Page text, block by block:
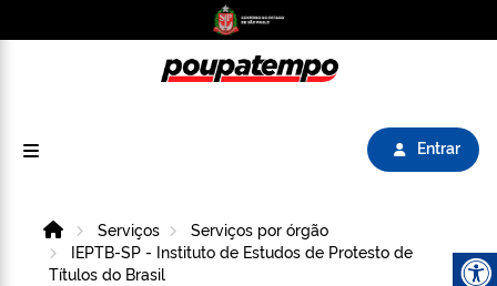
Entrar
HomeServiços
Serviços por órgão
IEPTB-SP - Instituto de Estudos de Protesto de
Títulos do Brasil